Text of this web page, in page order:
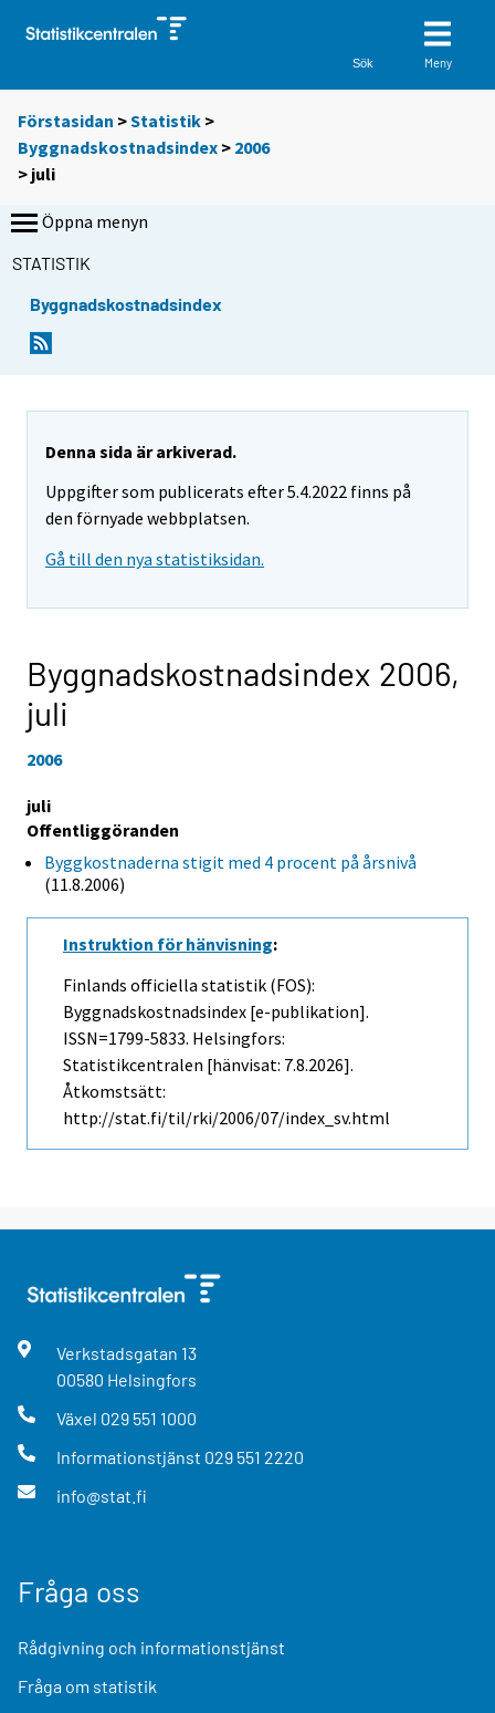
Sök Meny
Förstasidan >Statistik >
Byggnadskostnadsindex > 2006
> juli
Öppna menyn
STATISTIK
Byggnadskostnadsindex
Denna sida är arkiverad.
Uppgifter som publicerats efter 5.4.2022 finns på
den förnyade webbplatsen.
Gå till den nya statistiksidan.
Byggnadskostnadsindex 2006,
juli
2006
juli
Offentliggöranden
Byggkostnaderna stigit med 4 procent på årsnivå
(11.8.2006)
Instruktion för hänvisning:
Finlands officiella statistik (FOS):
Byggnadskostnadsindex [e-publikation].
ISSN=1799-5833. Helsingfors:
Statistikcentralen [hänvisat: 7.8.2026].
Åtkomstsätt:
http://stat.fi/til/rki/2006/07/index_sv.html
Verkstadsgatan 13
00580 Helsingfors
Växel 029 551 1000
Informationstjänst 029 551 2220
info@stat.fi
Fråga oss
Rådgivning och informationstjänst
Fråga om statistik